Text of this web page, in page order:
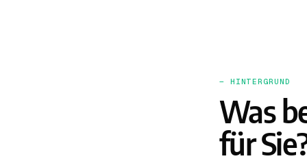
— HINTERGRUND
Was
für